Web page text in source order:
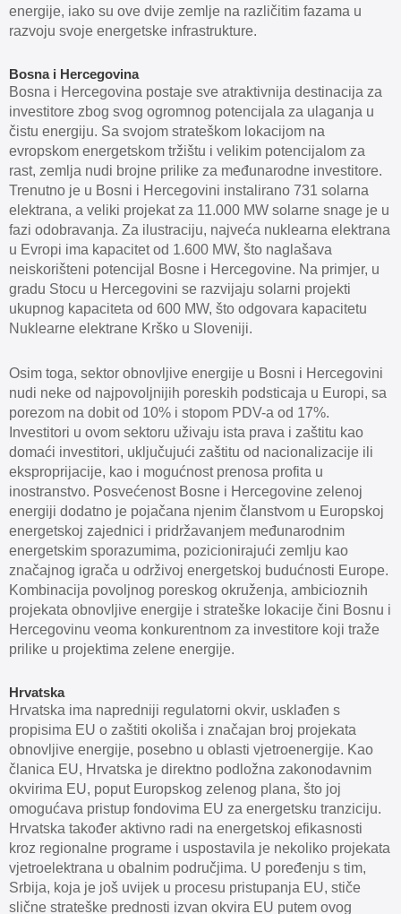
energije, iako su ove dvije zemlje na različitim fazama u
razvoju svoje energetske infrastrukture.
Bosna i Hercegovina
Bosna i Hercegovina postaje sve atraktivnija destinacija za
investitore zbog svog ogromnog potencijala za ulaganja u
čistu energiju. Sa svojom strateškom lokacijom na
evropskom energetskom tržištu i velikim potencijalom za
rast, zemlja nudi brojne prilike za međunarodne investitore.
Trenutno je u Bosni i Hercegovini instalirano 731 solarna
elektrana, a veliki projekat za 11.000 MW solarne snage je u
fazi odobravanja. Za ilustraciju, najveća nuklearna elektrana
u Evropi ima kapacitet od 1.600 MW, što naglašava
neiskorišteni potencijal Bosne i Hercegovine. Na primjer, u
gradu Stocu u Hercegovini se razvijaju solarni projekti
ukupnog kapaciteta od 600 MW, što odgovara kapacitetu
Nuklearne elektrane Krško u Sloveniji.
Osim toga, sektor obnovljive energije u Bosni i Hercegovini
nudi neke od najpovoljnijih poreskih podsticaja u Europi, sa
porezom na dobit od 10% i stopom PDV-a od 17%.
Investitori u ovom sektoru uživaju ista prava i zaštitu kao
domaći investitori, uključujući zaštitu od nacionalizacije ili
eksproprijacije, kao i mogućnost prenosa profita u
inostranstvo. Posvećenost Bosne i Hercegovine zelenoj
energiji dodatno je pojačana njenim članstvom u Europskoj
energetskoj zajednici i pridržavanjem međunarodnim
energetskim sporazumima, pozicionirajući zemlju kao
značajnog igrača u održivoj energetskoj budućnosti Europe.
Kombinacija povoljnog poreskog okruženja, ambicioznih
projekata obnovljive energije i strateške lokacije čini Bosnu i
Hercegovinu veoma konkurentnom za investitore koji traže
prilike u projektima zelene energije.
Hrvatska
Hrvatska ima napredniji regulatorni okvir, usklađen s
propisima EU o zaštiti okoliša i značajan broj projekata
obnovljive energije, posebno u oblasti vjetroenergije. Kao
članica EU, Hrvatska je direktno podložna zakonodavnim
okvirima EU, poput Europskog zelenog plana, što joj
omogućava pristup fondovima EU za energetsku tranziciju.
Hrvatska također aktivno radi na energetskoj efikasnosti
kroz regionalne programe i uspostavila je nekoliko projekata
vjetroelektrana u obalnim područjima. U poređenju s tim,
Srbija, koja je još uvijek u procesu pristupanja EU, stiče
slične strateške prednosti izvan okvira EU putem ovog